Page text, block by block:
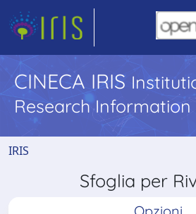
CINECA IRIS
Research Information
IRIS
Sfoglia per